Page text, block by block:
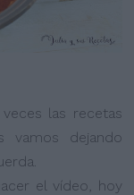
las recetas
vamos dejando
el vídeo, hoy